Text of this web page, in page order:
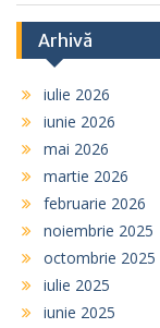
Arhivă
iulie 2026
iunie 2026
mai 2026
martie 2026
februarie 2026
noiembrie 2025
octombrie 2025
iulie 2025
iunie 2025